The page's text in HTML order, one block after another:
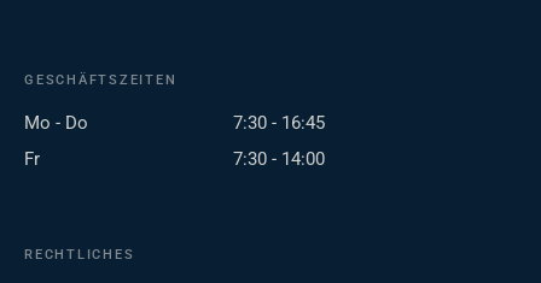
GESCHÄFTSZEITEN
Mo - Do
7:30 - 16:45
Fr
7:30 - 14:00
RECHTLICHES